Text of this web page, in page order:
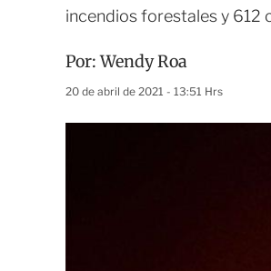
incendios forestales y 612
Por:Wendy Roa
20 de abril de 2021 - 13:51 Hrs